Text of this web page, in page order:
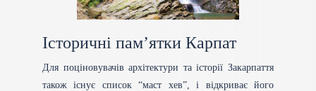
Історичні пам’ятки Карпат
Для поціновувачів архітектури та історії Закарпаття
також існує список “маст хев”, і відкриває його